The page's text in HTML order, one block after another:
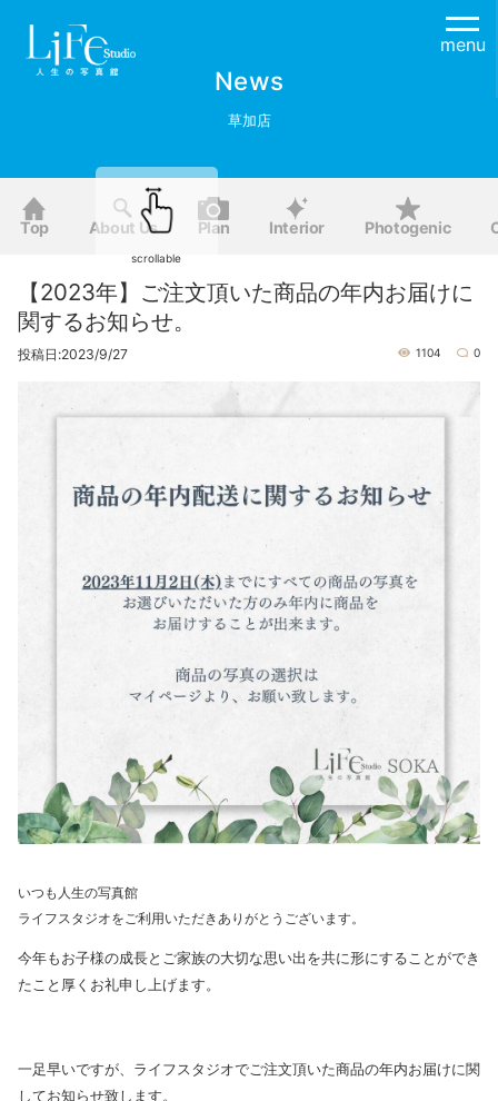
menu
News
草加店
Top About Us Plan Interior Photogenic
【2023年】ご注文頂いた商品の年内お届けに
関するお知らせ。
投稿日:2023/9/27 1104 0
いつも人生の写真館
ライフスタジオをご利用いただきありがとうございます。
今年もお子様の成長とご家族の大切な思い出を共に形にすることができ
たこと厚くお礼申し上げます。
一足早いですが、ライフスタジオでご注文頂いた商品の年内お届けに関
してお知らせ致します。